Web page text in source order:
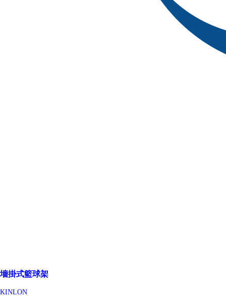
墻掛式籃球架
KINLON